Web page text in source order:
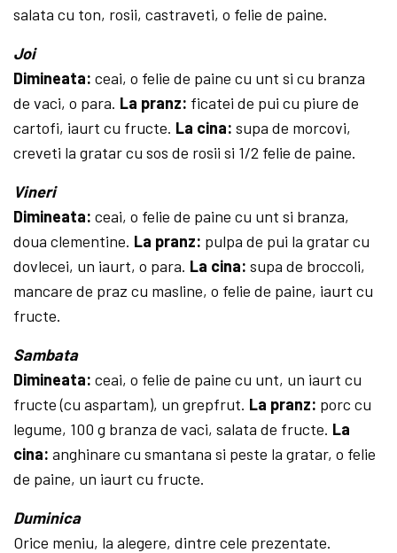
salata cu ton, rosii, castraveti, o felie de paine.
Joi
Dimineata: ceai, o felie de paine cu unt si cu branza
de vaci, o para. La pranz: ficatei de pui cu piure de
car­tofi, iaurt cu fructe. La cina:supa de morcovi,
creveti la gratar cu sos de rosii si 1/2 felie de paine.
Vineri
Dimineata: ceai, o felie de paine cu unt si branza,
doua cle­mentine. La pranz: pulpa de pui la gratar cu
dovlecei, un iaurt, o para. La cina: supa de broccoli,
mancare de praz cu masline, o felie de paine, iaurt cu
fructe.
Sambata
Dimineata:ceai, o felie de paine cu unt, un iaurt cu
fructe (cu aspartam), un grepfrut. La pranz: porc cu
legume, 100 g branza de vaci, salata de fructe. La
cina:anghi­nare cu smantana si peste la gratar, o felie
de paine, un iaurt cu fructe.
Duminica
Orice meniu, la alegere, dintre cele prezentate.